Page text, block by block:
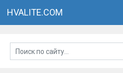
HVALITE.COM